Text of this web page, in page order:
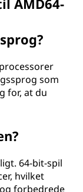
AMD64-
som
for, at du
64-bit-spil
hvilket
forbedrede